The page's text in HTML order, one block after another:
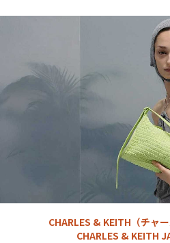
CHARLES & KEITH（チャー
CHARLES & KEITH